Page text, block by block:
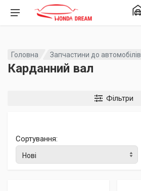
Головна Запчастини до автомобілів
Карданний вал
Фільтри
Сортування: